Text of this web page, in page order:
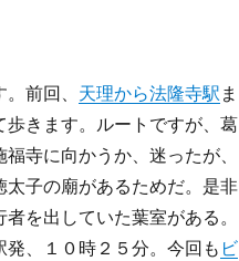
前回、 天理から法隆寺駅 ま
きます。ルートですが、葛
寺に向かうか、迷ったが、
子の廟があるためだ。是非
を出していた葉室がある。
、１０時２５分。今回も ビ